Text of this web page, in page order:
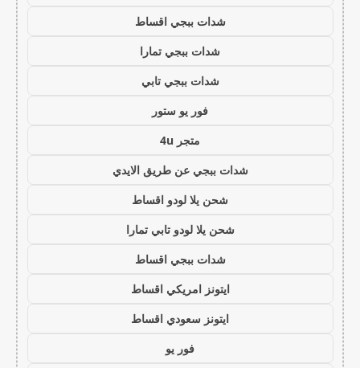
شدات ببجي اقساط
شدات ببجي تمارا
شدات ببجي تابي
فور يو ستور
متجر 4u
شدات ببجي عن طريق الايدي
شحن يلا لودو اقساط
شحن يلا لودو تابي تمارا
شدات ببجي اقساط
ايتونز امريكي اقساط
ايتونز سعودي اقساط
فور يو